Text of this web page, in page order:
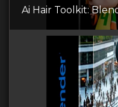
Ai Hair Toolkit: